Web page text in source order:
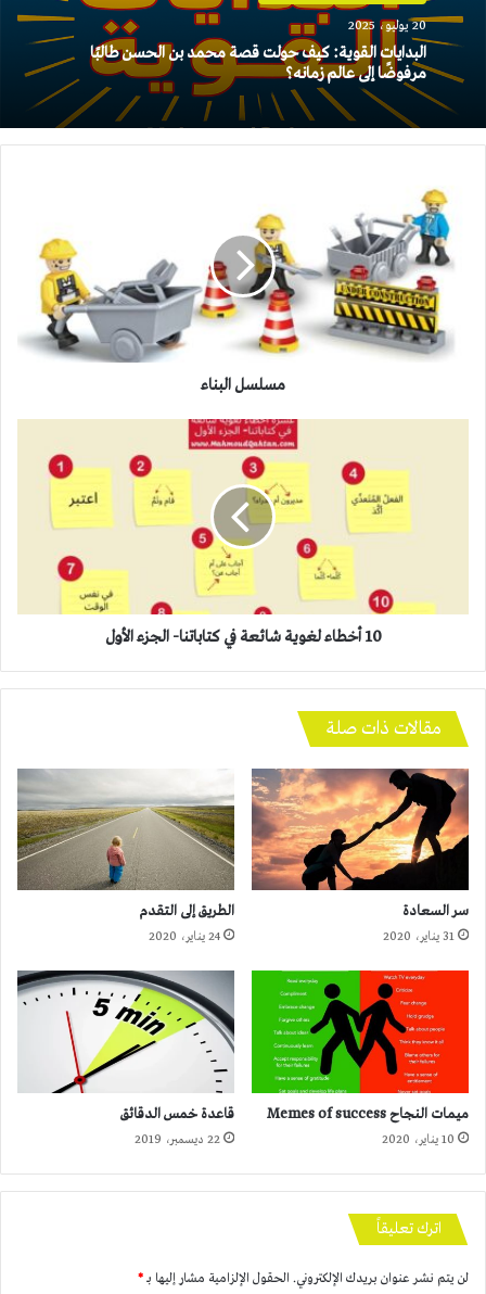
20 يوليو، 2025
البدايات القوية: كيف حولت قصة محمد بن الحسن طالبًا
مرفوضًا إلى عالم زمانه؟
البناء
مسلسل البناء
10 أخطاء لغوية شائعة في كتاباتنا- الجزء الأول
مقالات ذات صلة
سر السعادة
31 يناير، 2020
الطريق إلى التقدم
24 يناير، 2020
ميمات النجاح Memes of success
10 يناير، 2020
قاعدة خمس الدقائق
22 ديسمبر، 2019
اترك تعليقاً
لن يتم نشر عنوان بريدك الإلكتروني. الحقول الإلزامية مشار إليها بـ*